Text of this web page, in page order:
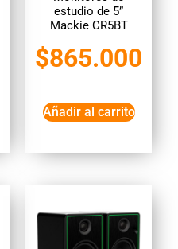
estudio de 5”
Mackie CR5BT
$865.000
Añadir al carrito